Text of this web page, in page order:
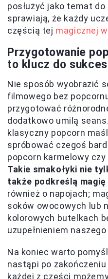
posłużyć jako temat
sprawiają, że każdy
częścią tej magicznej
Przygotowanie
to klucz do
Nie sposób wyobrazić
filmowego bez
przygotować
dodatkowo umilą
klasyczny popcorn
spróbować czegoś
popcorn karmelowy
Takie smakołyki nie
także podkreślą magię
również o napojach;
soków owocowych lub
kolorowych butelkach
uzupełnieniem
Na koniec warto
nastąpi po
każdej z części